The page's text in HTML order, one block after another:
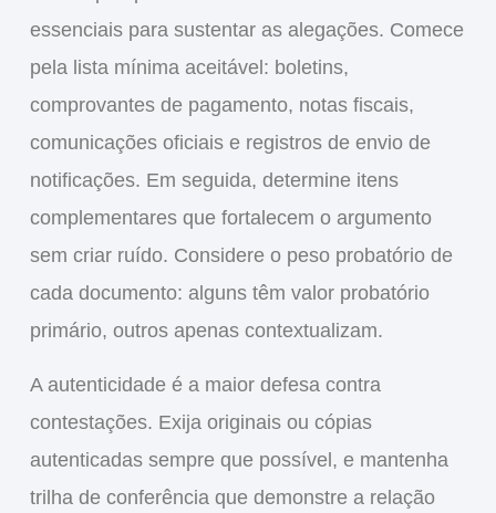
essenciais para sustentar as alegações. Comece
pela lista mínima aceitável: boletins,
comprovantes de pagamento, notas fiscais,
comunicações oficiais e registros de envio de
notificações. Em seguida, determine itens
complementares que fortalecem o argumento
sem criar ruído. Considere o peso probatório de
cada documento: alguns têm valor probatório
primário, outros apenas contextualizam.
A autenticidade é a maior defesa contra
contestações. Exija originais ou cópias
autenticadas sempre que possível, e mantenha
trilha de conferência que demonstre a relação